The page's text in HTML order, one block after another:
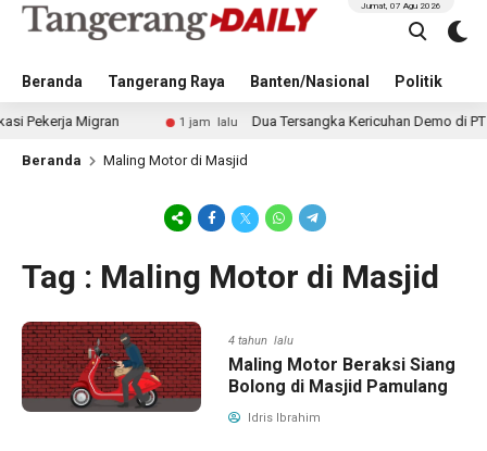
Beranda Tangerang Raya Banten/Nasional Politik
Jumat, 07 Agu 2026
Migran 1 jam lalu Dua Tersangka Kericuhan Demo di PT
Beranda Maling Motor di Masjid
Tag : Maling Motor di Masjid
4 tahun lalu
Maling Motor Beraksi Siang
Bolong di Masjid Pamulang
Idris Ibrahim